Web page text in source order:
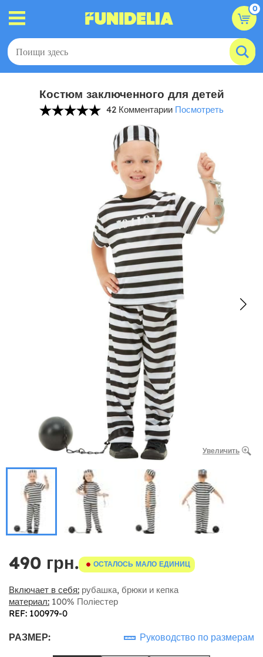
0
Костюм заключенного для детей
42 Комментарии Посмотреть
Увеличить
490 грн. ОСТАЛОСЬ МАЛО ЕДИНИЦ
Включает в себя: рубашка, брюки и кепка
материал: 100% Поліестер
REF: 100979-0
РАЗМЕР: Руководство по размерам